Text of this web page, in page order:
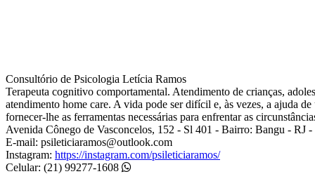
Consultório de Psicologia Letícia Ramos
Terapeuta cognitivo comportamental. Atendimento de crianças,
atendimento home care. A vida pode ser difícil e, às vezes, a ajuda
fornecer-lhe as ferramentas necessárias para enfrentar as
Avenida Cônego de Vasconcelos, 152 - Sl 401 - Bairro: Bangu - RJ
E-mail: psileticiaramos@outlook.com
Instagram: https://instagram.com/psileticiaramos/
Celular: (21) 99277-1608